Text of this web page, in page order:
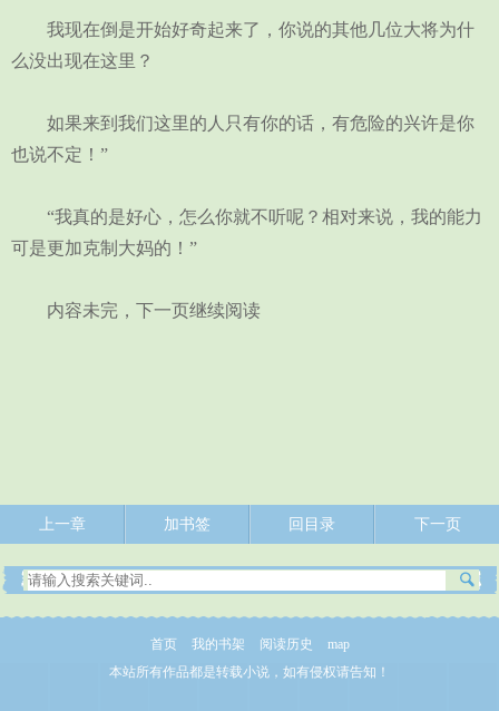
我现在倒是开始好奇起来了，你说的其他几位大将为什
么没出现在这里？
如果来到我们这里的人只有你的话，有危险的兴许是你
也说不定！”
“我真的是好心，怎么你就不听呢？相对来说，我的能力
可是更加克制大妈的！”
内容未完，下一页继续阅读
上一章 加书签 回目录 下一页
首页 我的书架 阅读历史
map
本站所有作品都是转载小说，如有侵权请告知！